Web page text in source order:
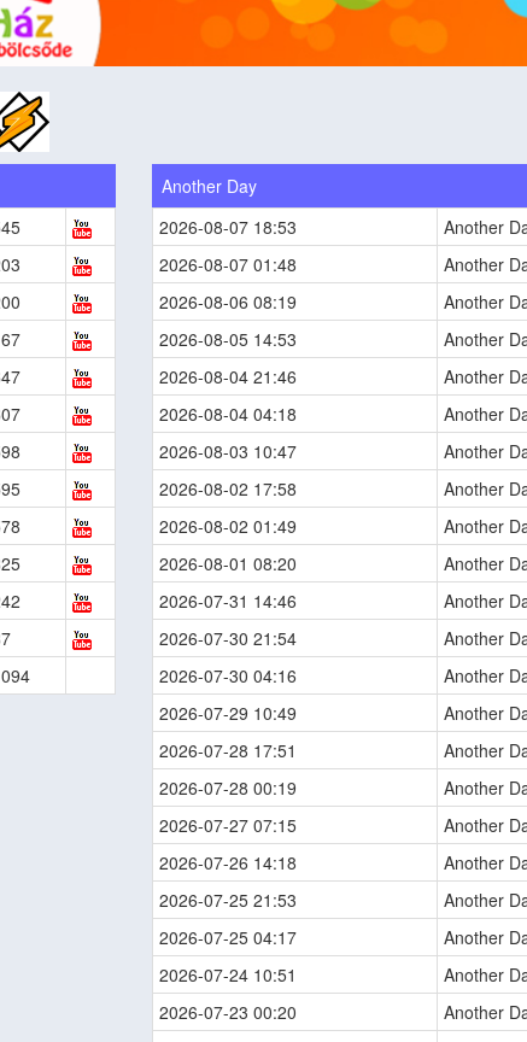
Another Day
2026-08-07 18:53
Another
2026-08-07 01:48
Another
2026-08-06 08:19
Another
2026-08-05 14:53
Another
2026-08-04 21:46
Another
2026-08-04 04:18
Another
2026-08-03 10:47
Another
2026-08-02 17:58
Another
2026-08-02 01:49
Another
2026-08-01 08:20
Another
2026-07-31 14:46
Another
2026-07-30 21:54
Another
2026-07-30 04:16
Another
2026-07-29 10:49
Another
2026-07-28 17:51
Another
2026-07-28 00:19
Another
2026-07-27 07:15
Another
2026-07-26 14:18
Another
2026-07-25 21:53
Another
2026-07-25 04:17
Another
2026-07-24 10:51
Another
2026-07-23 00:20
Another